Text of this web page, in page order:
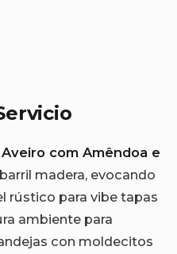
com Amêndoa e
madera, evocando
rústico para vibe tapas
ambiente para
con moldecitos